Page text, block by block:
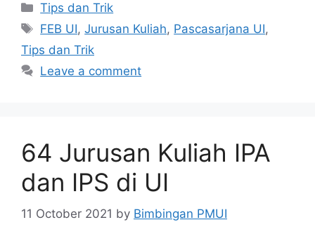
Tips dan Trik
FEB UI,Jurusan Kuliah, Pascasarjana UI,
Tips dan Trik
Leave a comment
64 Jurusan Kuliah IPA
dan IPS di UI
11 October 2021 by Bimbingan PMUI